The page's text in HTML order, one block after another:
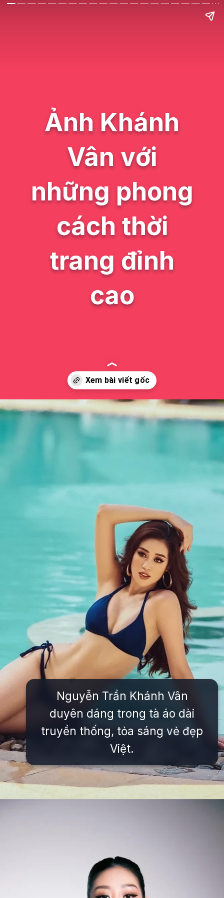
Ảnh Khánh
Vân với
những phong
cách thời
trang đỉnh
cao
Đang mởhttps://issiloo.edu.vn/khanh-van
Nguyễn Trần Khánh Vân
duyên dáng trong tà áo dài
truyền thống, tỏa sáng vẻ đẹp
Việt.